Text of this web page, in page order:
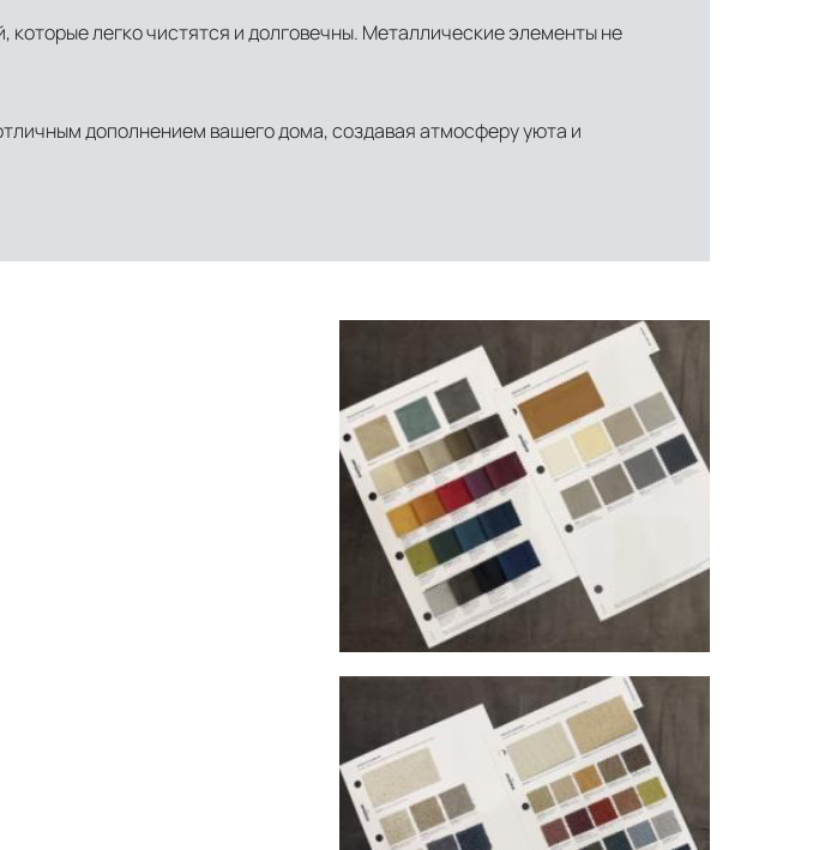
легко чистятся и долговечны. Металлические элементы не
дополнением вашего дома, создавая атмосферу уюта и